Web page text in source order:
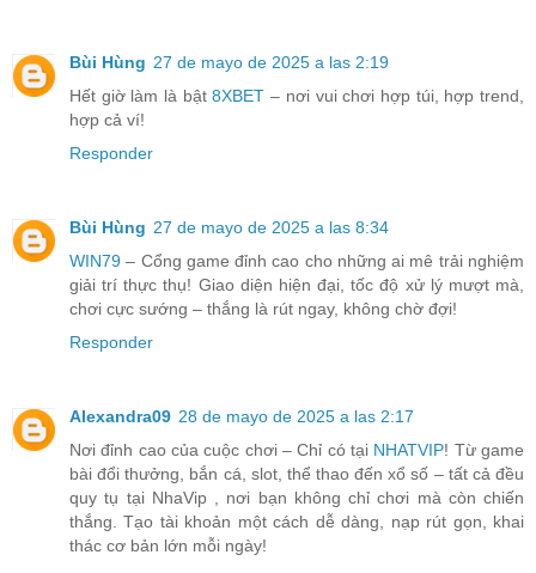
Bùi Hùng 27 de mayo de 2025 a las 2:19
Hết giờ làm là bật8XBET – nơi vui chơi hợp túi, hợp trend,
hợp cả ví!
Responder
Bùi Hùng 27 de mayo de 2025 a las 8:34
WIN79 – Cổng game đỉnh cao cho những ai mê trải nghiệm
giải trí thực thụ! Giao diện hiện đại, tốc độ xử lý mượt mà,
chơi cực sướng – thắng là rút ngay, không chờ đợi!
Responder
Alexandra09 28 de mayo de 2025 a las 2:17
Nơi đỉnh cao của cuộc chơi – Chỉ có tại NHATVIP! Từ game
bài đổi thưởng, bắn cá, slot, thể thao đến xổ số – tất cả đều
quy tụ tại NhaVip , nơi bạn không chỉ chơi mà còn chiến
thắng. Tạo tài khoản một cách dễ dàng, nạp rút gọn, khai
thác cơ bản lớn mỗi ngày!